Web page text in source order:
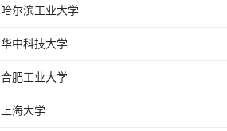
哈尔滨工业大学
华中科技大学
合肥工业大学
上海大学